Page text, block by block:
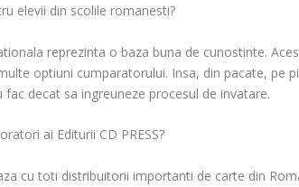
elevii din scolile romanesti?
reprezinta o baza buna de cunostinte.
optiuni cumparatorului. Insa, din pacate, pe
decat sa ingreuneze procesul de invatare.
ai Editurii CD PRESS?
cu toti distribuitorii importanti de carte din